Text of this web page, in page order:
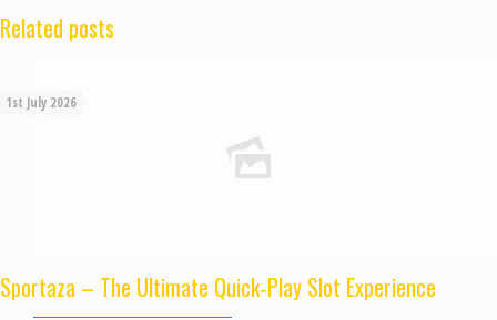
Related posts
1st July 2026
Sportaza – The Ultimate Quick‑Play Slot Experience